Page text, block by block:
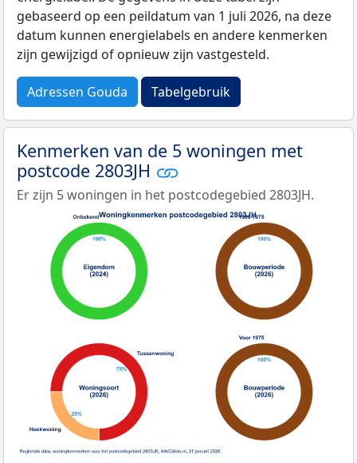
gebaseerd op een peildatum van 1 juli 2026, na deze
datum kunnen energielabels en andere kenmerken
zijn gewijzigd of opnieuw zijn vastgesteld.
Adressen Gouda Tabelgebruik
Kenmerken van de 5 woningen met
postcode 2803JH
Er zijn 5 woningen in het postcodegebied 2803JH.